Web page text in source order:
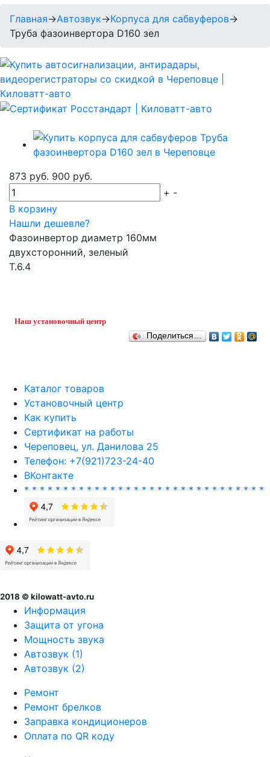
Главная→Автозвук→Корпуса для сабвуферов→
Труба фазоинвертора D160 зел
873 руб. 900 руб.
+ -
В корзину
Нашли дешевле?
Фазоинвертор диаметр 160мм
двухсторонний, зеленый
Т.6.4
Наш установочный центр
Поделиться…
Каталог товаров
Установочный центр
Как купить
Сертификат на работы
Череповец, ул. Данилова 25
Телефон: +7(921)723-24-40
ВКонтакте
* * * * * * * * * * * * * * * * * * * * * * * * * * * * * * *
2018 © kilowatt-avto.ru
Информация
Защита от угона
Мощность звука
Автозвук (1)
Автозвук (2)
Ремонт
Ремонт брелков
Заправка кондиционеров
Оплата по QR коду